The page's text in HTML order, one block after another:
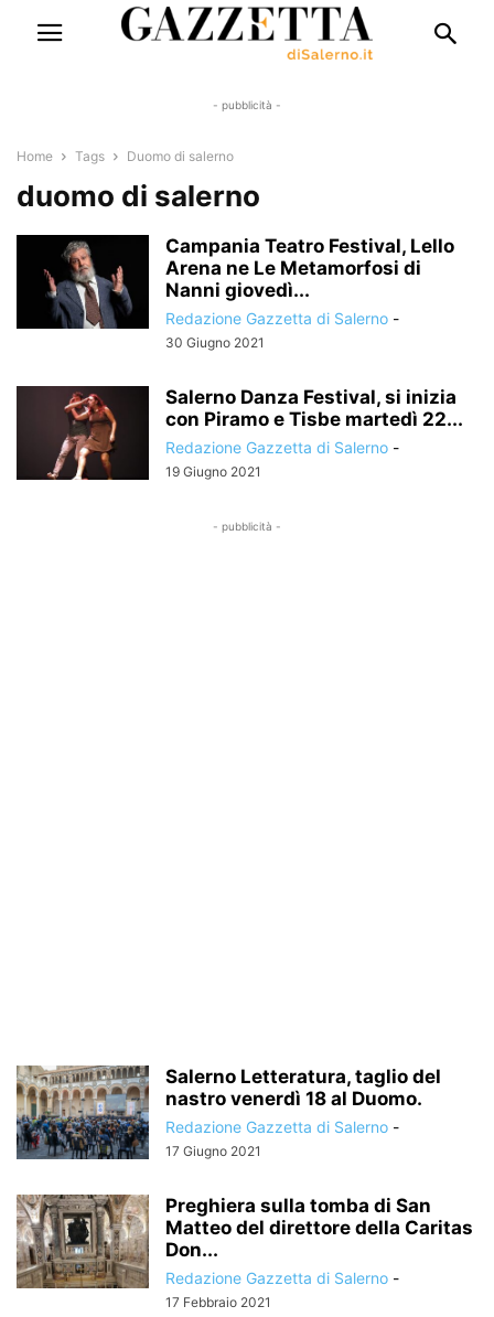
- pubblicità -
Home Tags Duomo di salerno
duomo di salerno
Campania Teatro Festival, Lello
Arena ne Le Metamorfosi di
Nanni giovedì...
Redazione Gazzetta di Salerno -
30 Giugno 2021
Salerno Danza Festival, si inizia
con Piramo e Tisbe martedì 22...
Redazione Gazzetta di Salerno -
19 Giugno 2021
- pubblicità -
Salerno Letteratura, taglio del
nastro venerdì 18 al Duomo.
Redazione Gazzetta di Salerno -
17 Giugno 2021
Preghiera sulla tomba di San
Matteo del direttore della Caritas
Don...
Redazione Gazzetta di Salerno -
17 Febbraio 2021